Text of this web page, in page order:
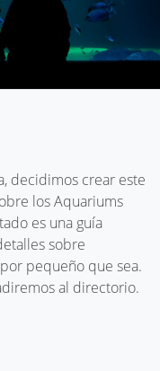
decidimos crear este
los Aquariums
es una guía
sobre
pequeño que sea.
al directorio.